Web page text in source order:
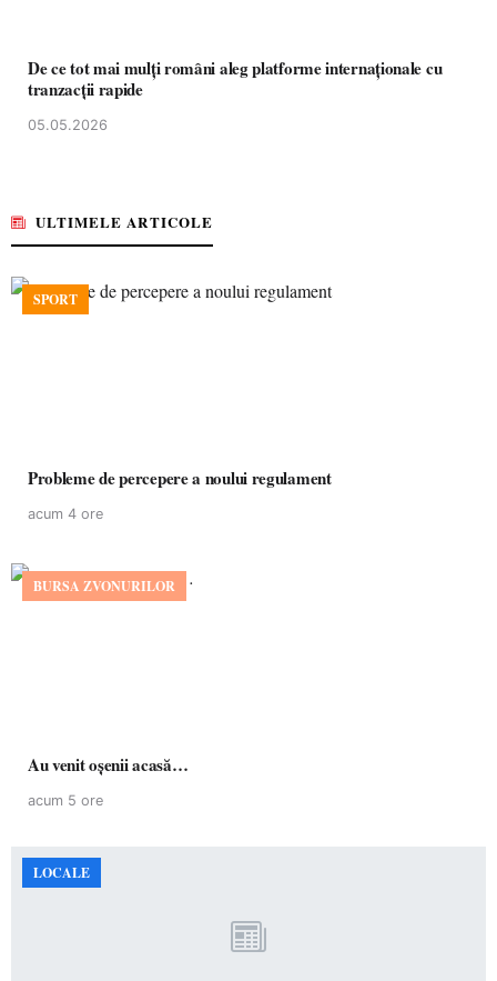
De ce tot mai mulți români aleg platforme internaționale cu
tranzacții rapide
05.05.2026
ULTIMELE ARTICOLE
SPORT
Probleme de percepere a noului regulament
acum 4 ore
BURSA ZVONURILOR
Au venit oșenii acasă…
acum 5 ore
LOCALE